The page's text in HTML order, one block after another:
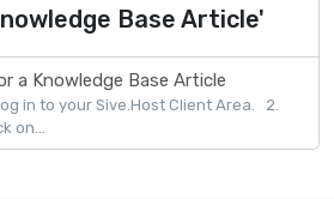
Base Article'
a Knowledge Base Article
in to your Sive.Host Client Area. 2.
on...